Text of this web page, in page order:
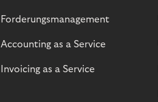
Forderungsmanagement
Accounting as a Service
Invoicing as a Service